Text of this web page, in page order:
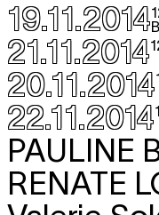
19.11.2014
21.11.2014
20.11.2014
22.11.2014
PAULINE
RENATE